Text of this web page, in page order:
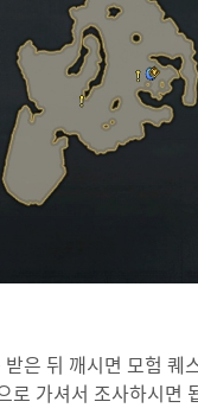
은 뒤 깨시면 모험 퀘
로 가셔서 조사하시면